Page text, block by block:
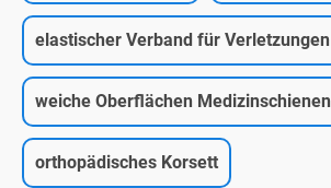
elastischer Verband für Verletzungen
weiche Oberflächen Medizinschienen
orthopädisches Korsett